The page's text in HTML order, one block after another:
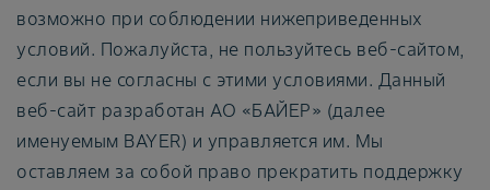
возможно при соблюдении нижеприведенных
условий. Пожалуйста, не пользуйтесь веб-сайтом,
если вы не согласны с этими условиями. Данный
веб-сайт разработан АО «БАЙЕР» (далее
именуемым BAYER) и управляется им. Мы
оставляем за собой право прекратить поддержку